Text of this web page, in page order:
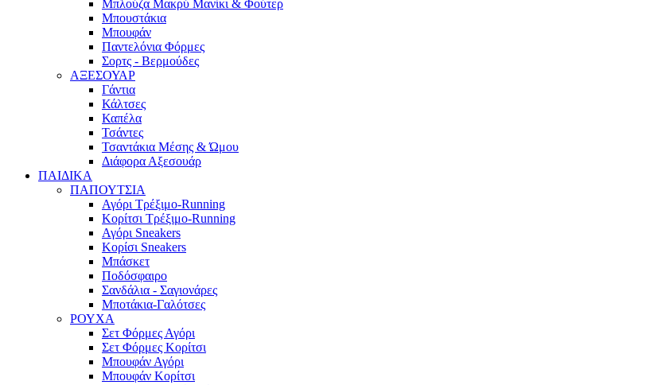
Μπλούζα Μακρύ Μανίκι & Φούτερ
Μπουστάκια
Μπουφάν
Παντελόνια Φόρμες
Σορτς - Βερμούδες
ΑΞΕΣΟΥΑΡ
Γάντια
Κάλτσες
Καπέλα
Τσάντες
Τσαντάκια Μέσης & Ώμου
Διάφορα Αξεσουάρ
ΠΑΙΔΙΚΑ
ΠΑΠΟΥΤΣΙΑ
Αγόρι Τρέξιμο-Running
Κορίτσι Τρέξιμο-Running
Αγόρι Sneakers
Κορίσι Sneakers
Μπάσκετ
Ποδόσφαιρο
Σανδάλια - Σαγιονάρες
Μποτάκια-Γαλότσες
ΡΟΥΧΑ
Σετ Φόρμες Αγόρι
Σετ Φόρμες Κορίτσι
Μπουφάν Αγόρι
Μπουφάν Κορίτσι